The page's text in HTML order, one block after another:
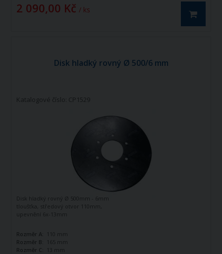
2 090,00 Kč / ks
Disk hladký rovný Ø 500/6 mm
Katalogové číslo: CP1529
Disk hladký rovný Ø 500mm - 6mm
tloušťka, středový otvor 110mm,
upevnění 6x-13mm
Rozměr A:
110 mm
Rozměr B:
165 mm
Rozměr C:
13 mm